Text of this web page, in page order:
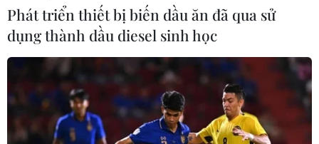
(TTXVN/Vietnam+)
Phát triển thiết bị biến dầu ăn đã qua sử
dụng thành dầu diesel sinh học